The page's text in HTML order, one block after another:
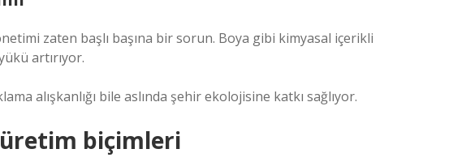
zaten başlı başına bir sorun. Boya gibi kimyasal içerikli
artırıyor.
alışkanlığı bile aslında şehir ekolojisine katkı sağlıyor.
biçimleri